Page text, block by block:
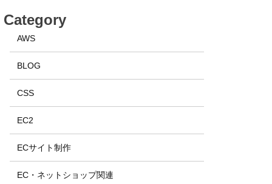
Category
AWS
BLOG
CSS
EC2
ECサイト制作
EC・ネットショップ関連